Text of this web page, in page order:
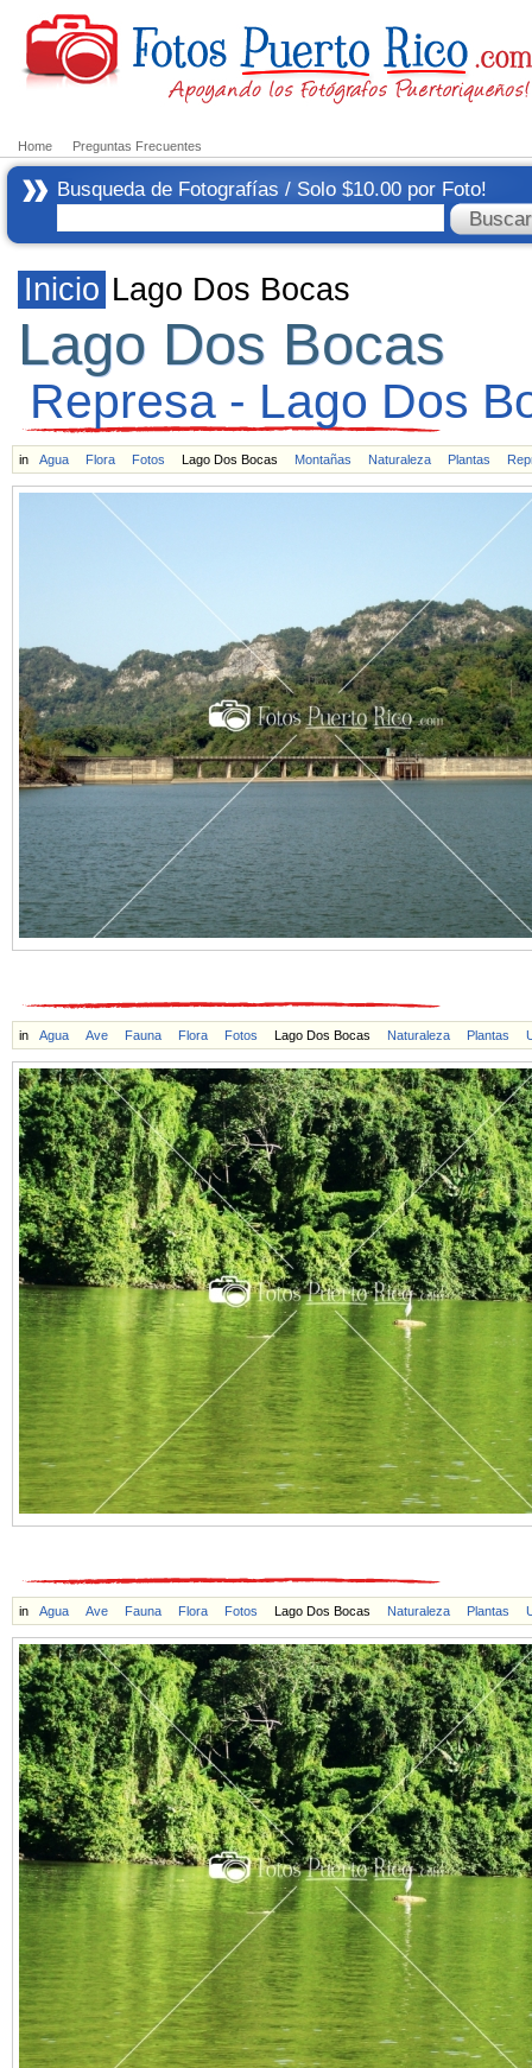
Home Preguntas Frecuentes
Busqueda de Fotografías / Solo $10.00 por Foto!
Inicio Lago Dos Bocas
Lago Dos Bocas
Represa - Lago Dos
in Agua Flora Fotos Lago Dos Bocas Montañas Naturaleza Plantas
in Agua Ave Fauna Flora Fotos Lago Dos Bocas Naturaleza Plantas
in Agua Ave Fauna Flora Fotos Lago Dos Bocas Naturaleza Plantas